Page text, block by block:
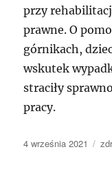
przy
prawne. O
górnikach,
wskutek
straciły
pracy.
Data
4 września 2021